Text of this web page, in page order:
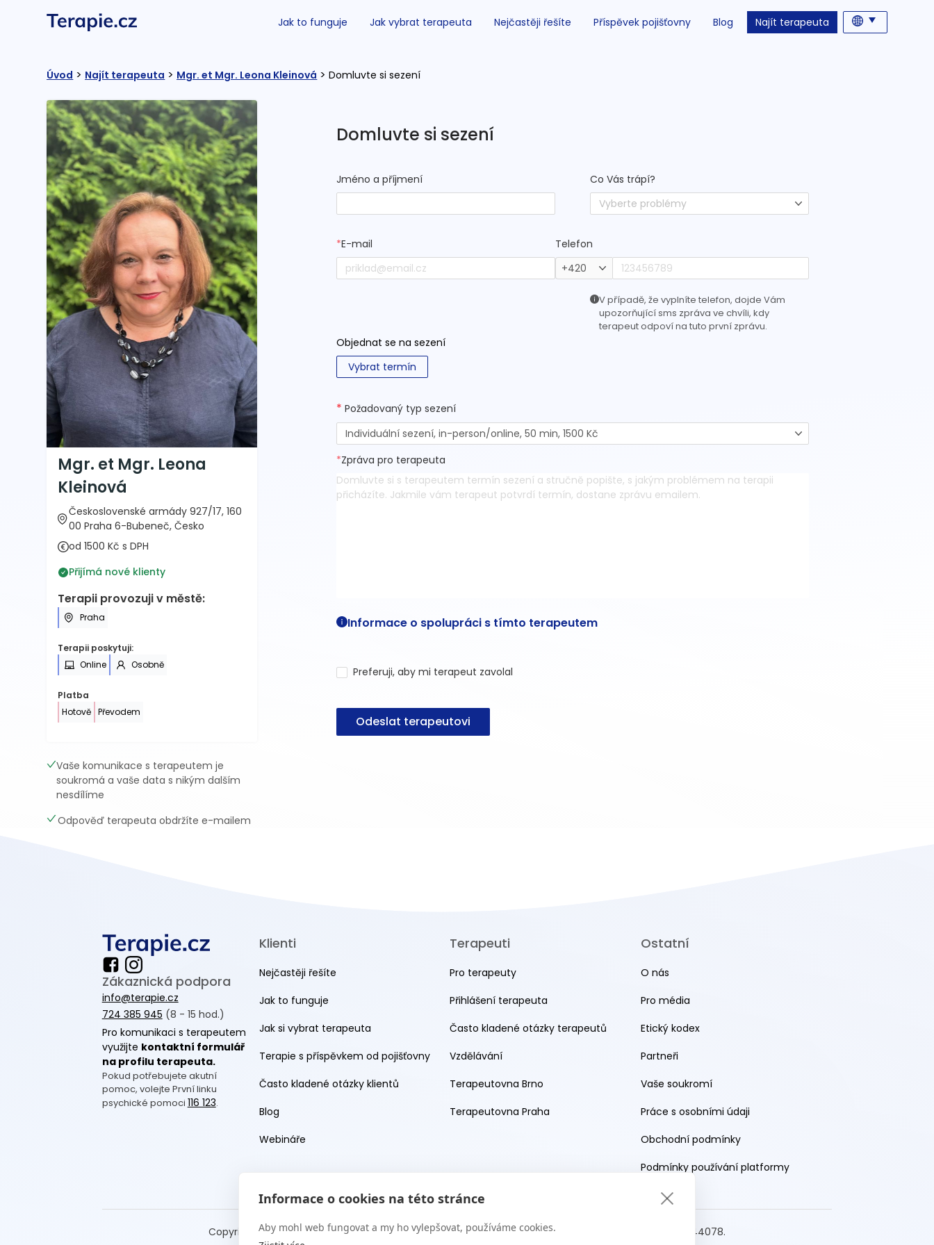
Informace o cookies na této stránce
Aby mohl web fungovat a my ho vylepšovat, používáme cookies.
Jak to funguje Jak vybrat terapeuta Nejčastěji řešíte Příspěvek pojišťovny Blog Najít terapeuta
Úvod > Najít terapeuta > Mgr. et Mgr. Leona Kleinová > Domluvte si sezení
Mgr. et Mgr. Leona
Kleinová
Československé armády 927/17, 160
00 Praha 6-Bubeneč, Česko
od 1500 Kč s DPH
Přijímá nové klienty
Terapii provozuji v městě:
Praha
Terapii poskytuji:
Online
Osobně
Platba
Hotově
Převodem
Vaše komunikace s terapeutem je
soukromá a vaše data s nikým dalším
nesdílíme
Odpověď terapeuta obdržíte e-mailem
Domluvte si sezení
Jméno a příjmení
Co Vás trápí?
Vyberte problémy
*E-mail
Telefon
+420
V případě, že vyplníte telefon, dojde Vám
upozorňující sms zpráva ve chvíli, kdy
terapeut odpoví na tuto první zprávu.
Objednat se na sezení
Vybrat termín
* Požadovaný typ sezení
Individuální sezení, in-person/online, 50 min, 1500 Kč
*Zpráva pro terapeuta
Informace o spolupráci s tímto terapeutem
Preferuji, aby mi terapeut zavolal
Odeslat terapeutovi
Zákaznická podpora
info@terapie.cz
724 385 945 (8 - 15 hod.)
Pro komunikaci s terapeutem
využijte kontaktní formulář
na profilu terapeuta.
Pokud potřebujete akutní
pomoc, volejte První linku
psychické pomoci 116 123.
Klienti
Nejčastěji řešíte
Jak to funguje
Jak si vybrat terapeuta
Terapie s příspěvkem od pojišťovny
Často kladené otázky klientů
Blog
Webináře
Terapeuti
Pro terapeuty
Přihlášení terapeuta
Často kladené otázky terapeutů
Vzdělávání
Terapeutovna Brno
Terapeutovna Praha
Ostatní
O nás
Pro média
Etický kodex
Partneři
Vaše soukromí
Práce s osobními údaji
Obchodní podmínky
Podmínky používání platformy
Copyright Terapie CZ s.r.o. 2026. Všechna práva vyhrazena. Web provozuje Terapie CZ s.r.o. IČO: 19644078.